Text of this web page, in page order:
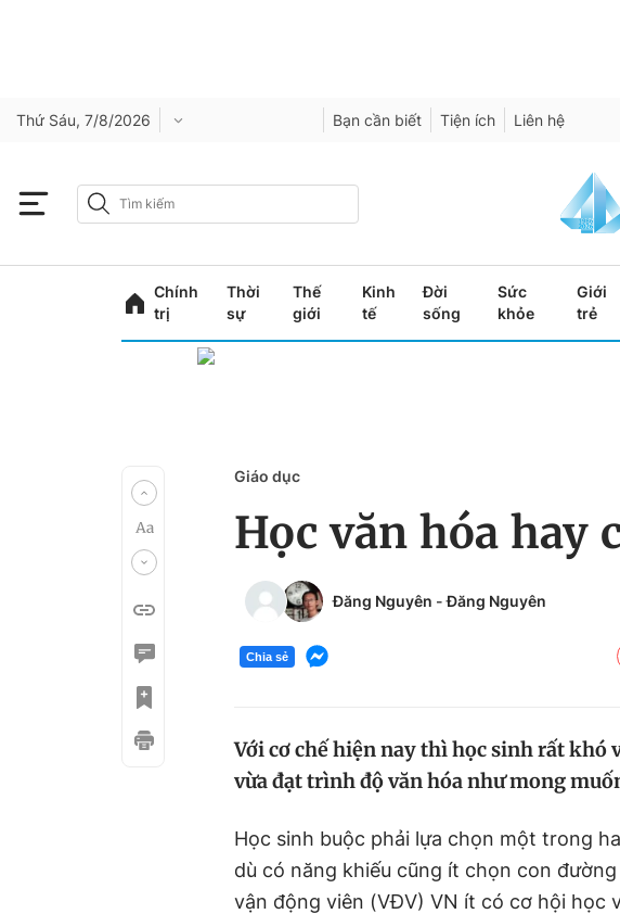
Thứ Sáu, 7/8/2026 Bạn cần biết Tiện ích Liên hệ
Chính
trị
Thời
sự
Thế
giới
Kinh
tế
Đời
sống
Sức
khỏe
Giới
trẻ
Giáo dục
Học văn hóa hay
Đăng Nguyên - Đăng Nguyên
Chia sẻ
Với cơ chế hiện nay thì học sinh rất khó
vừa đạt trình độ văn hóa như mong
Học sinh buộc phải lựa chọn một trong
dù có năng khiếu cũng ít chọn con
vận động viên (VĐV) VN ít có cơ hội học